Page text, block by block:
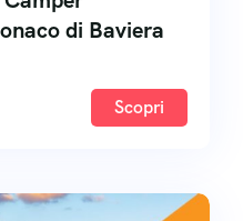
di Baviera
Scopri